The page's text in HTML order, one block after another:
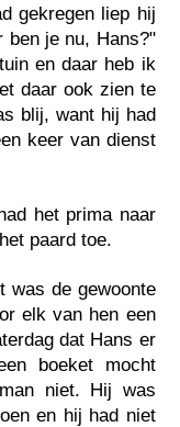
gekregen liep hij
ben je nu, Hans?"
en daar heb ik
daar ook zien te
blij, want hij had
keer van dienst
het prima naar
paard toe.
was de gewoonte
elk van hen een
dat Hans er
boeket mocht
niet. Hij was
en hij had niet